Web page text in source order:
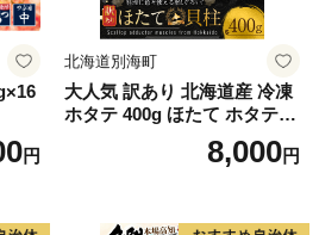
円
北海道別海町
大人気 訳あり 北海道産 冷凍
ホタテ 400g ほたて ホタテ
8,000円